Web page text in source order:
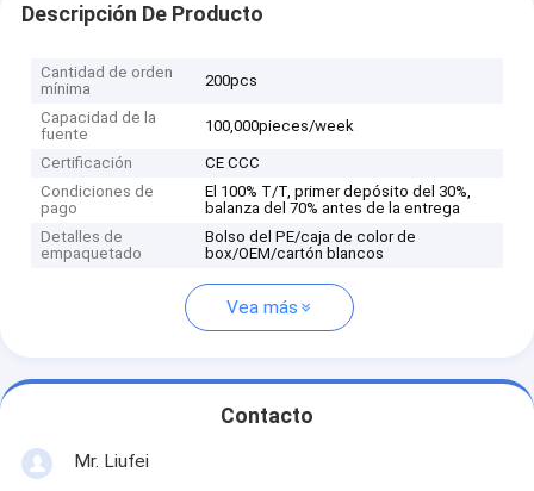
Descripción De Producto
Cantidad de orden
mínima
200pcs
Capacidad de la
fuente
100,000pieces/week
Certificación
CE CCC
Condiciones de
pago
El 100% T/T, primer depósito del 30%,
balanza del 70% antes de la entrega
Detalles de
empaquetado
Bolso del PE/caja de color de
box/OEM/cartón blancos
Vea más
Contacto
Mr. Liufei